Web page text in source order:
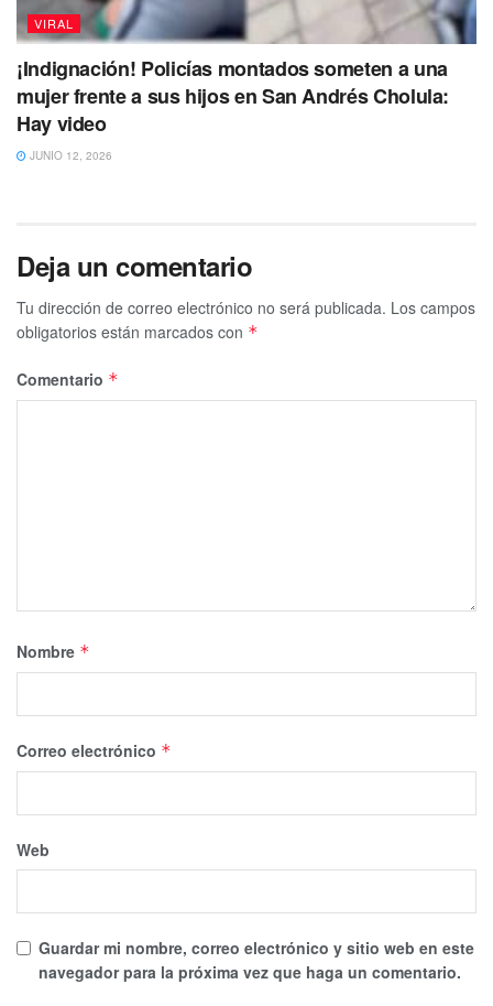
VIRAL
¡Indignación! Policías montados someten a una
mujer frente a sus hijos en San Andrés Cholula:
Hay video
JUNIO 12, 2026
Deja un comentario
Tu dirección de correo electrónico no será publicada. Los campos
obligatorios están marcados con *
Comentario *
Nombre *
Correo electrónico *
Web
Guardar mi nombre, correo electrónico y sitio web en este
navegador para la próxima vez que haga un comentario.